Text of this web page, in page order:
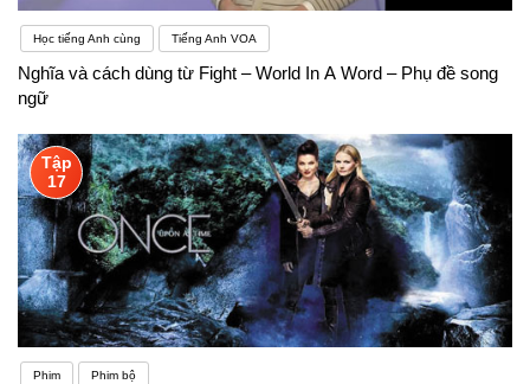
Học tiếng Anh cùng Tiếng Anh VOA
Nghĩa và cách dùng từ Fight – World In A Word – Phụ đề song
ngữ
Tập
17
Phim Phim bộ